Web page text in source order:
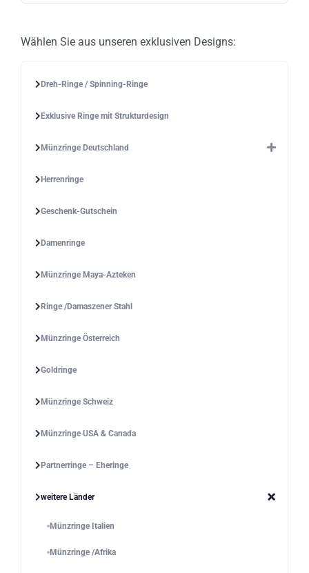
Wählen Sie aus unseren exklusiven Designs:
Dreh-Ringe / Spinning-Ringe
Exklusive Ringe mit Strukturdesign
Münzringe Deutschland
Herrenringe
Geschenk-Gutschein
Damenringe
Münzringe Maya-Azteken
Ringe /Damaszener Stahl
Münzringe Österreich
Goldringe
Münzringe Schweiz
Münzringe USA & Canada
Partnerringe – Eheringe
weitere Länder
Münzringe Italien
Münzringe /Afrika